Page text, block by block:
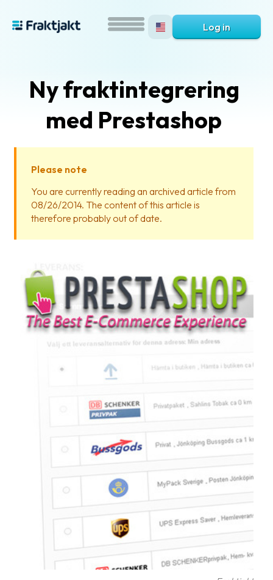
is
Fraktjakt?
Help?
Glossary
Packing
Shipping
Manuals
Downloads
Barcode
Log in
Ny fraktintegrering
med Prestashop
Please note
You are currently reading an archived article from
08/26/2014. The content of this article is
therefore probably out of date.